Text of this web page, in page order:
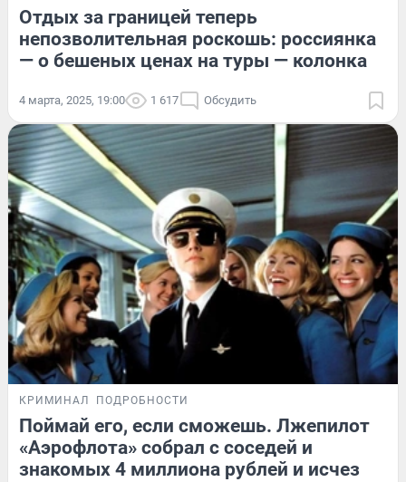
Отдых за границей теперь
непозволительная роскошь: россиянка
— о бешеных ценах на туры — колонка
4 марта, 2025, 19:00 1 617 Обсудить
КРИМИНАЛ ПОДРОБНОСТИ
Поймай его, если сможешь. Лжепилот
«Аэрофлота» собрал с соседей и
знакомых 4 миллиона рублей и исчез